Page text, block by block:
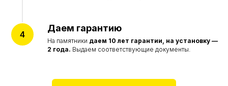
Даем гарантию
На памятники даем 10 лет гарантии, на установку —
2 года. Выдаем соответствующие документы.
Цены на сайте не являются договором оферты
и представлены в ознакомительных целях
Согласие на обработку персональных данных